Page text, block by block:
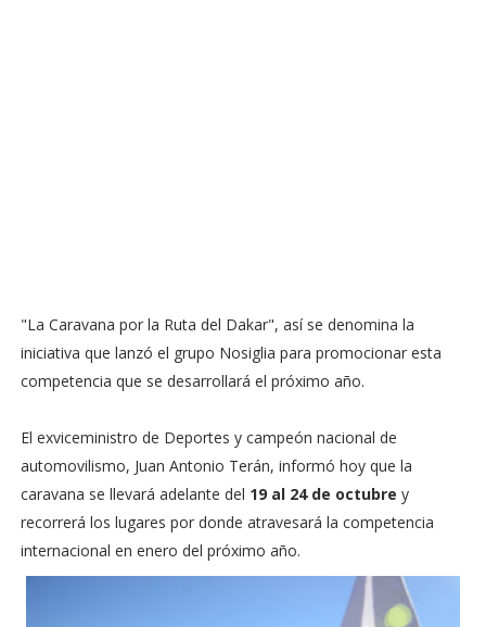
"La Caravana por la Ruta del Dakar", así se denomina la
iniciativa que lanzó el grupo Nosiglia para promocionar esta
competencia que se desarrollará el próximo año.
El exviceministro de Deportes y campeón nacional de
automovilismo, Juan Antonio Terán, informó hoy que la
caravana se llevará adelante del 19 al 24 de octubre y
recorrerá los lugares por donde atravesará la competencia
internacional en enero del próximo año.